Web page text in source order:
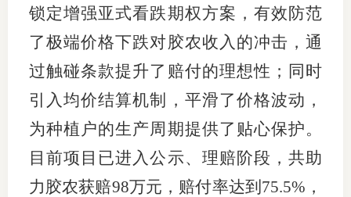
境内外
会议交
国际交
锁定增强亚式看跌期权方案，有效防范
了极端价格下跌对胶农收入的冲击，通
过触碰条款提升了赔付的理想性；同时
引入均价结算机制，平滑了价格波动，
为种植户的生产周期提供了贴心保护。
目前项目已进入公示、理赔阶段，共助
力胶农获赔98万元，赔付率达到 75.5% ，